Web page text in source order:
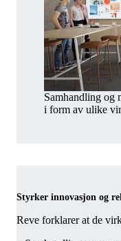
Samhandling og
i form av ulike
Styrker innovasjon og
Reve forklarer at de